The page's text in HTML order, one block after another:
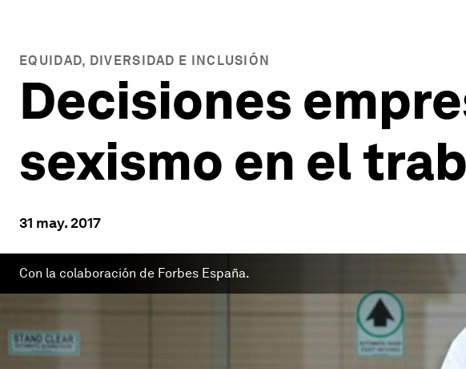
EQUIDAD, DIVERSIDAD E INCLUSIÓN
Decisiones
sexismo en el
31 may. 2017
Con la colaboración de Forbes España.